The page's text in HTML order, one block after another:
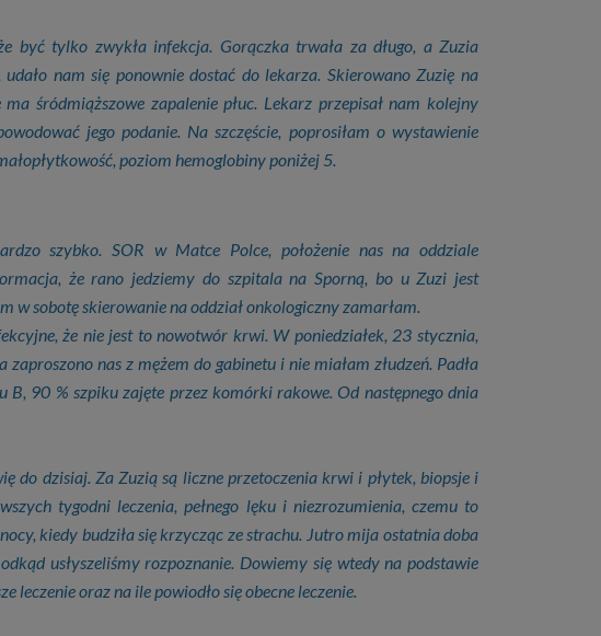
być tylko zwykła infekcja. Gorączka trwała za długo, a Zuzia
nam się ponownie dostać do lekarza. Skierowano Zuzię na
śródmiąższowe zapalenie płuc. Lekarz przepisał nam kolejny
jego podanie. Na szczęście, poprosiłam o wystawienie
poziom hemoglobiny poniżej 5.
szybko. SOR w Matce Polce, położenie nas na oddziale
że rano jedziemy do szpitala na Sporną, bo u Zuzi jest
w sobotę skierowanie na oddział onkologiczny zamarłam.
że nie jest to nowotwór krwi. W poniedziałek, 23 stycznia,
nas z mężem do gabinetu i nie miałam złudzeń. Padła
90 % szpiku zajęte przez komórki rakowe. Od następnego dnia
do dzisiaj. Za Zuzią są liczne przetoczenia krwi i płytek, biopsje i
tygodni leczenia, pełnego lęku i niezrozumienia, czemu to
kiedy budziła się krzycząc ze strachu. Jutro mija ostatnia doba
usłyszeliśmy rozpoznanie. Dowiemy się wtedy na podstawie
leczenie oraz na ile powiodło się obecne leczenie.